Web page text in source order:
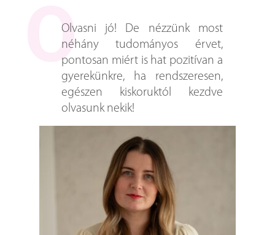
Olvasni jó! De nézzünk most
néhány tudományos érvet,
pontosan miért is hat pozitívan a
gyerekünkre, ha rendszeresen,
egészen kiskoruktól kezdve
olvasunk nekik!